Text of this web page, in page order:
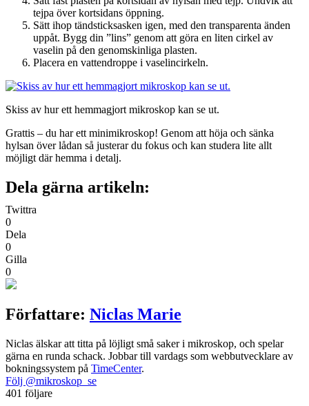
tejpa över kortsidans öppning.
Sätt ihop tändsticksasken igen, med den transparenta änden
uppåt. Bygg din ”lins” genom att göra en liten cirkel av
vaselin på den genomskinliga plasten.
Placera en vattendroppe i vaselincirkeln.
Skiss av hur ett hemmagjort mikroskop kan se ut.
Grattis – du har ett minimikroskop! Genom att höja och sänka
hylsan över lådan så justerar du fokus och kan studera lite allt
möjligt där hemma i detalj.
Dela gärna artikeln:
Twittra
0
Dela
0
Gilla
0
Författare: Niclas Marie
Niclas älskar att titta på löjligt små saker i mikroskop, och spelar
gärna en runda schack. Jobbar till vardags som webbutvecklare av
bokningssystem på TimeCenter.
Följ @mikroskop_se
401 följare